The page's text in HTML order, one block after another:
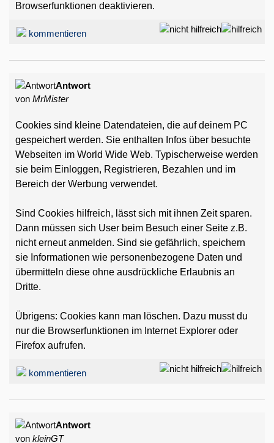
Browserfunktionen deaktivieren.
kommentieren
Antwort
von MrMister
Cookies sind kleine Datendateien, die auf deinem PC
gespeichert werden. Sie enthalten Infos über besuchte
Webseiten im World Wide Web. Typischerweise werden
sie beim Einloggen, Registrieren, Bezahlen und im
Bereich der Werbung verwendet.
Sind Cookies hilfreich, lässt sich mit ihnen Zeit sparen.
Dann müssen sich User beim Besuch einer Seite z.B.
nicht erneut anmelden. Sind sie gefährlich, speichern
sie Informationen wie personenbezogene Daten und
übermitteln diese ohne ausdrückliche Erlaubnis an
Dritte.
Übrigens: Cookies kann man löschen. Dazu musst du
nur die Browserfunktionen im Internet Explorer oder
Firefox aufrufen.
kommentieren
Antwort
von kleinGT